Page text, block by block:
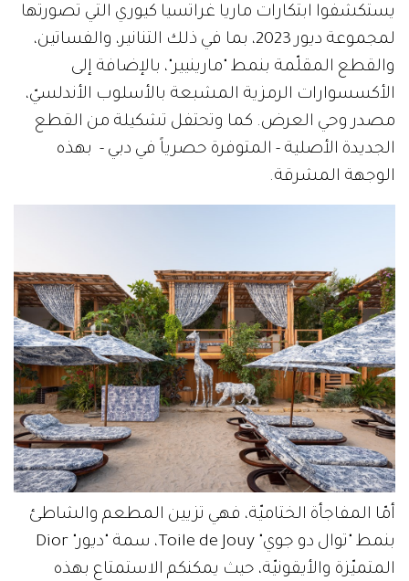
يستكشفوا ابتكارات ماريا غراتسيا كيوري التي تصورتها
لمجموعة ديور 2023، بما في ذلك التنانير، والفساتين،
والقطع المقلّمة بنمط "مارينيير"، بالإضافة إلى
الأكسسوارات الرمزية المشبعة بالأسلوب الأندلسيّ،
مصدر وحي العرض. كما وتحتفل تشكيلة من القطع
الجديدة الأصلية - المتوفرة حصرياً في دبي - بهذه
الوجهة المشرقة.
أمّا المفاجأة الختاميّة، فهي تزيين المطعم والشاطئ
بنمط "توال دو جوي" Toile de Jouy، سمة "ديور" Dior
المتميّزة والأيقونيّة، حيث يمكنكم الاستمتاع بهذه